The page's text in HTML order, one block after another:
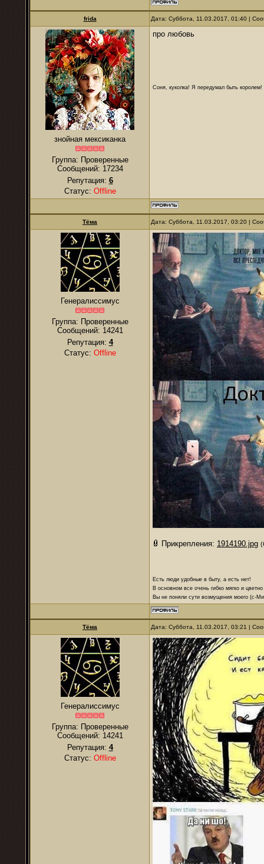
frida Дата: Суббота, 11.03.2017, 01:40 |
знойная мексиканка
Группа: Проверенные
Сообщений: 17234
Репутация: 6
Статус: Offline
про любовь
Соня, куколка! Я передумал быть
Тёма Дата: Суббота, 11.03.2017, 03:20 |
Генералиссимус
Группа: Проверенные
Сообщений: 14241
Репутация: 4
Статус: Offline
Прикрепления: 1914190.jpg
Есть люди удобные в быту, а есть нет!
В основном все очень гибко мягко и цветно
Вы не поняли сути возмущения моего (с-
Тёма Дата: Суббота, 11.03.2017, 03:21 |
Генералиссимус
Группа: Проверенные
Сообщений: 14241
Репутация: 4
Статус: Offline